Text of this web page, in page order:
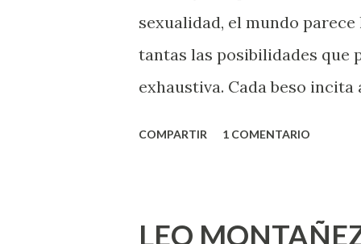
sexualidad, el mundo
tantas las posibilidades que
exhaustiva. Cada beso incita
que estés lista para lo que
COMPARTIR 1 COMENTARIO
LEO